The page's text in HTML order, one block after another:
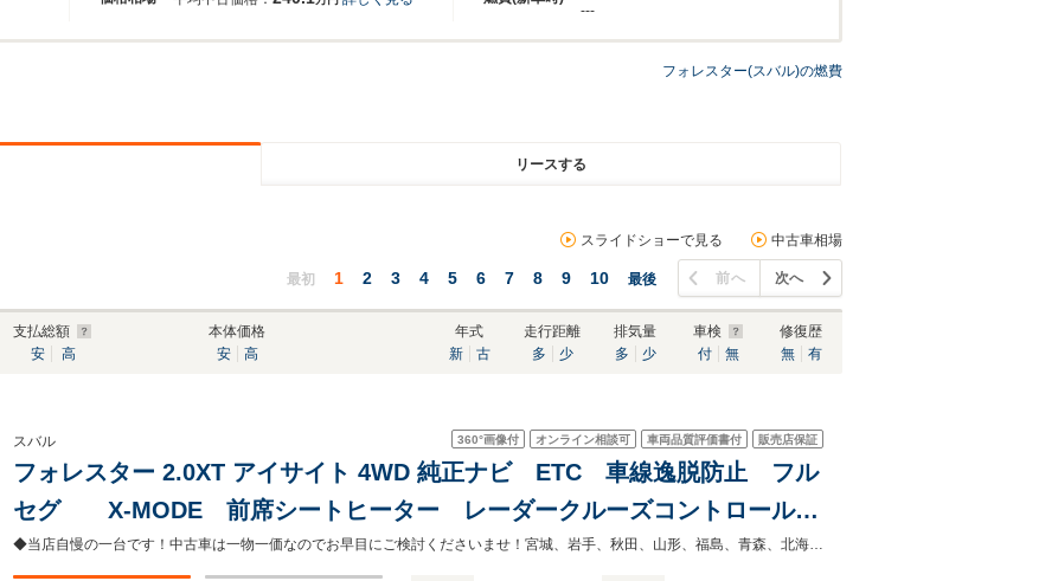
---
フォレスター(スバル)の燃費
リースする
スライドショーで見る 中古車相場
最初 1 2 3 4 5 6 7 8 9 10 最後 前へ 次へ
支払総額
安
高
本体価格
安
高
年式
新
古
走行距離
多
少
排気量
多
少
車検
付
無
修復歴
無
有
360°画像付 オンライン相談可 車両品質評価書付 販売店保証
スバル
フォレスター 2.0XT アイサイト 4WD 純正ナビ ETC 車線逸脱防止 フル
セグ X-MODE 前席シートヒーター レーダークルーズコントロール
Bluetooth バックカメラ 衝突軽減ブレーキ
◆当店自慢の一台です！中古車は一物一価なのでお早目にご検討くださいませ！宮城、岩手、秋田、山形、福島、青森、北海道、東京、神奈川、埼玉、千葉で中古車をお探しならガリバーへ！